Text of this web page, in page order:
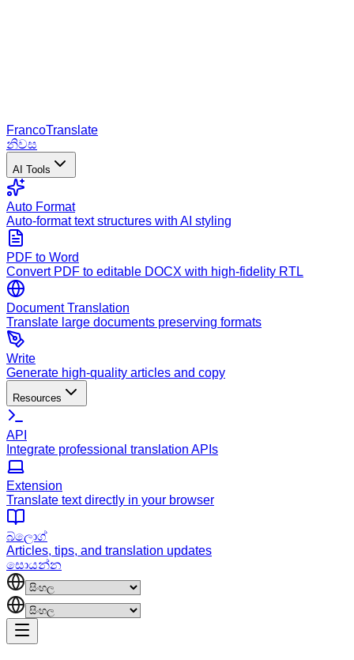
FrancoTranslate
නිවස
AI Tools
Auto Format
Auto-format text structures with AI styling
PDF to Word
Convert PDF to editable DOCX with high-fidelity RTL
Document Translation
Translate large documents preserving formats
Write
Generate high-quality articles and copy
Resources
API
Integrate professional translation APIs
Extension
Translate text directly in your browser
බ්ලොග්
Articles, tips, and translation updates
සොයන්න